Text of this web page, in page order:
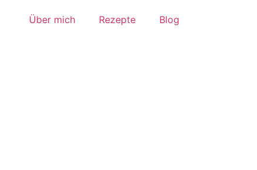
Über mich Rezepte Blog